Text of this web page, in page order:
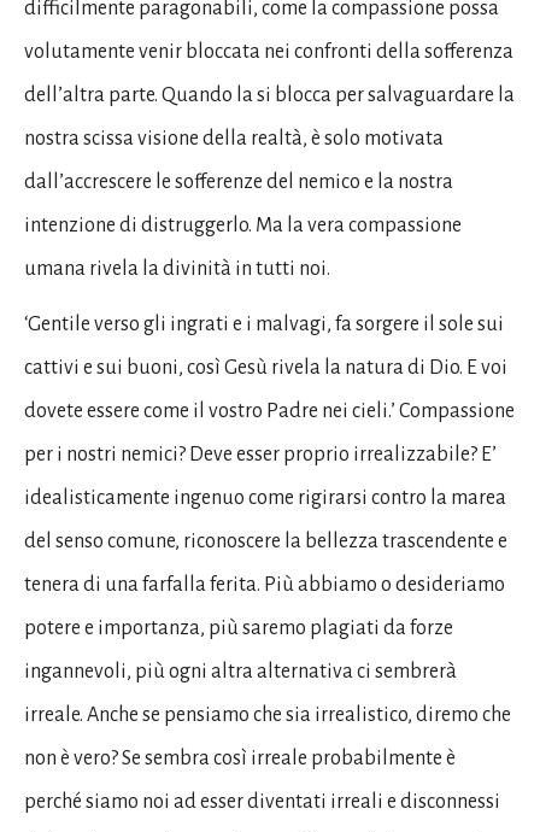
difficilmente paragonabili, come la compassione possa
volutamente venir bloccata nei confronti della sofferenza
dell’altra parte. Quando la si blocca per salvaguardare la
nostra scissa visione della realtà, è solo motivata
dall’accrescere le sofferenze del nemico e la nostra
intenzione di distruggerlo. Ma la vera compassione
umana rivela la divinità in tutti noi.
‘Gentile verso gli ingrati e i malvagi, fa sorgere il sole sui
cattivi e sui buoni, così Gesù rivela la natura di Dio. E voi
dovete essere come il vostro Padre nei cieli.’ Compassione
per i nostri nemici? Deve esser proprio irrealizzabile? E’
idealisticamente ingenuo come rigirarsi contro la marea
del senso comune, riconoscere la bellezza trascendente e
tenera di una farfalla ferita. Più abbiamo o desideriamo
potere e importanza, più saremo plagiati da forze
ingannevoli, più ogni altra alternativa ci sembrerà
irreale. Anche se pensiamo che sia irrealistico, diremo che
non è vero? Se sembra così irreale probabilmente è
perché siamo noi ad esser diventati irreali e disconnessi